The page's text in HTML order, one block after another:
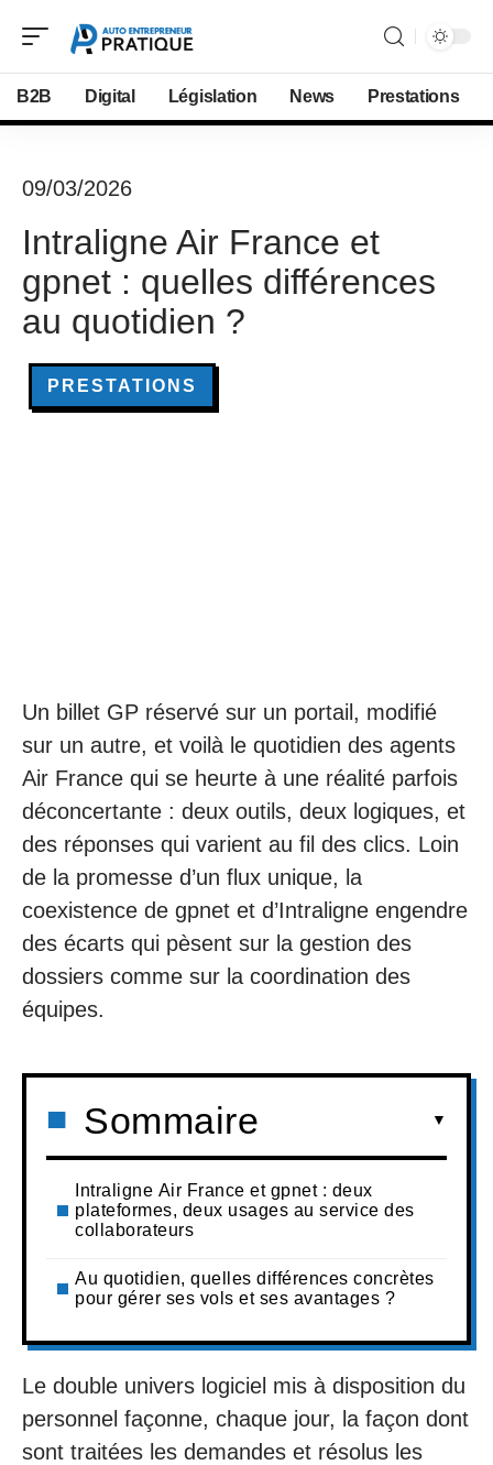
B2B Digital Législation News Prestations
09/03/2026
Intraligne Air France et
gpnet : quelles différences
au quotidien ?
PRESTATIONS
Un billet GP réservé sur un portail, modifié
sur un autre, et voilà le quotidien des agents
Air France qui se heurte à une réalité parfois
déconcertante : deux outils, deux logiques, et
des réponses qui varient au fil des clics. Loin
de la promesse d’un flux unique, la
coexistence de gpnet et d’Intraligne engendre
des écarts qui pèsent sur la gestion des
dossiers comme sur la coordination des
équipes.
Sommaire
Intraligne Air France et gpnet : deux
plateformes, deux usages au service des
collaborateurs
Au quotidien, quelles différences concrètes
pour gérer ses vols et ses avantages ?
Le double univers logiciel mis à disposition du
personnel façonne, chaque jour, la façon dont
sont traitées les demandes et résolus les